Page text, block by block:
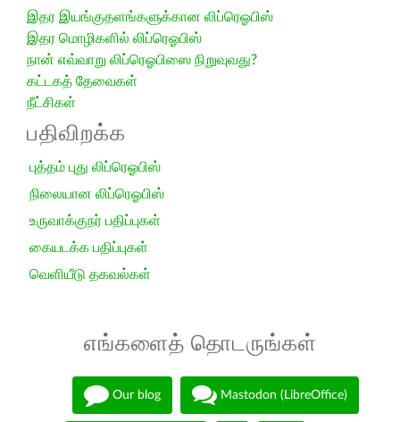
இதர இயங்குதளங்களுக்கான லிப்ரெஓபிஸ்
இதர மொழிகளில் லிப்ரெஓபிஸ்
நான் எவ்வாறு லிப்ரெஓபிஸை நிறுவுவது?
கட்டகத் தேவைகள்
நீட்சிகள்
பதிவிறக்க
புத்தம் புது லிப்ரெஓபிஸ்
நிலையான லிப்ரெஓபிஸ்
உருவாக்குநர் பதிப்புகள்
கையடக்க பதிப்புகள்
வெளியீடு தகவல்கள்
எங்களைத் தொடருங்கள்
Our blog Mastodon (LibreOffice)